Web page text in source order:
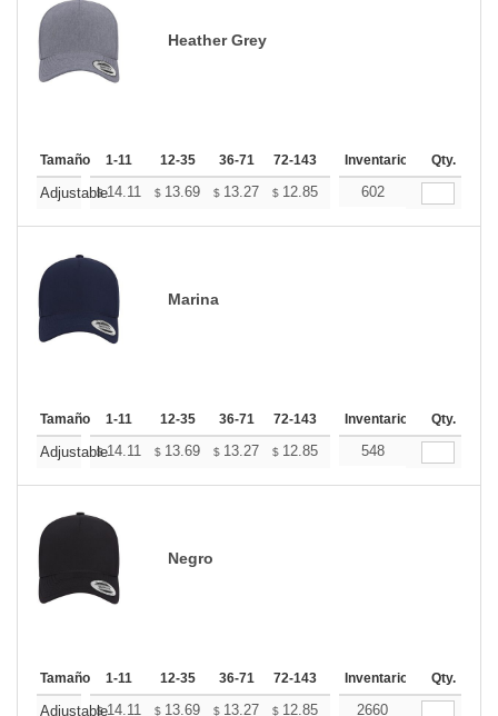
Heather Grey
Tamaño 1-11 12-35 36-71 72-143 144-287 288 +
Inventario Qty.
Adjustable
$14.11 $ 13.69 $ 13.27 $ 12.85 12.44
602
Marina
Tamaño 1-11 12-35 36-71 72-143 144-287 288 +
Inventario Qty.
Adjustable
$14.11 $ 13.69 $ 13.27 $ 12.85 12.44
548
Negro
Tamaño 1-11 12-35 36-71 72-143 144-287 288 +
Inventario Qty.
Adjustable
$14.11 $ 13.69 $ 13.27 $ 12.85 12.44
2660